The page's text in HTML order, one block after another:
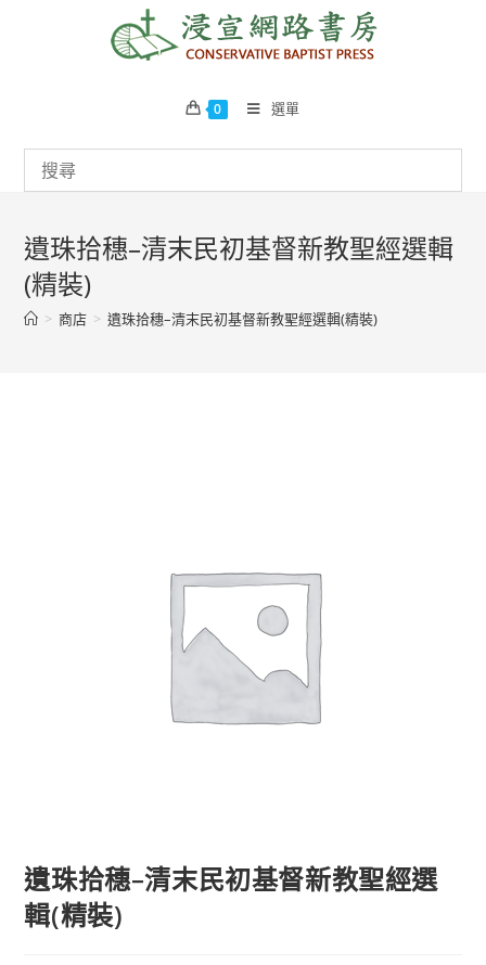
0 選單
遺珠拾穗–清末民初基督新教聖經選輯
(精裝)
> 商店 > 遺珠拾穗–清末民初基督新教聖經選輯(精裝)
遺珠拾穗–清末民初基督新教聖經選
輯(精裝)